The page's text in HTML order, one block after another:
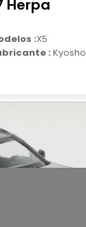
Herpa
:X5
: Kyosho